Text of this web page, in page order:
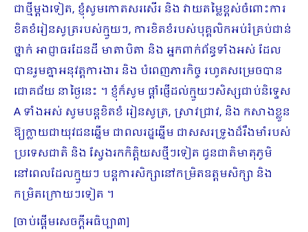
ជាថ្មីម្តងទៀត, ខ្ញុំសូមកោតសរសើរ និង វាយតម្លៃខ្ពស់ចំពោះការ
ខិតខំរៀនសូត្ររបស់ក្មួយៗ, ការខិតខំរបស់បុគ្គលិកអប់រំគ្រប់ជាន់
ថ្នាក់ អាជ្ញាធរដែនដី មាតាបិតា និង អ្នកពាក់ព័ន្ធទាំងអស់ ដែល
បានរួមគ្នាអនុវត្តការងារ និង បំពេញភារកិច្ច រហូតសម្រេចបាន
ជោគជ័យ នាថ្ងៃនេះ ។ ខ្ញុំក៏សូម ផ្តាំផ្ញើដល់ក្មួយៗសិស្សជាប់និទ្ទេស
A ទាំងអស់ សូមបន្តខិតខំ រៀនសូត្រ, ស្រាវជ្រាវ, និង កសាងខ្លួន
ឱ្យក្លាយជាយុវជនឆ្នើម ជាពលរដ្ឋឆ្នើម ជាសសរទ្រូងដ៏រឹងមាំរបស់
ប្រទេសជាតិ និង ស្វែងរកកិត្តិយសថ្មីៗទៀត ជូនជាតិមាតុភូមិ
នៅពេលដែលក្មួយៗ បន្តការសិក្សានៅកម្រិតឧត្តមសិក្សា និង
កម្រិតក្រោយៗទៀត ។
[ចាប់ផ្ដើមសេចក្ដីអធិប្បា៣]